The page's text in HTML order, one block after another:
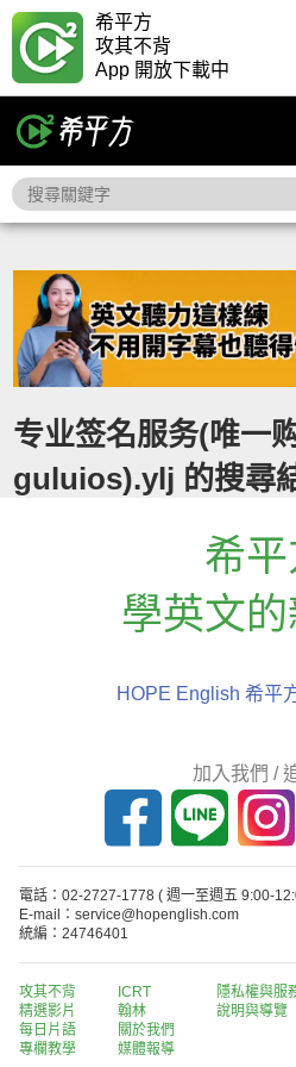
希平方
攻其不背
App 開放下載中
专业签名服务(唯一
guluios).ylj 的搜尋
希平
學英文
HOPE English 希平
加入我們 /
電話：02-2727-1778 ( 週一至週五 9:00-
E-mail：service@hopenglish.com
統編：24746401
攻其不背
精選影片
每日片語
專欄教學
ICRT
翰林
關於我們
媒體報導
隱私權與服
說明與導覽